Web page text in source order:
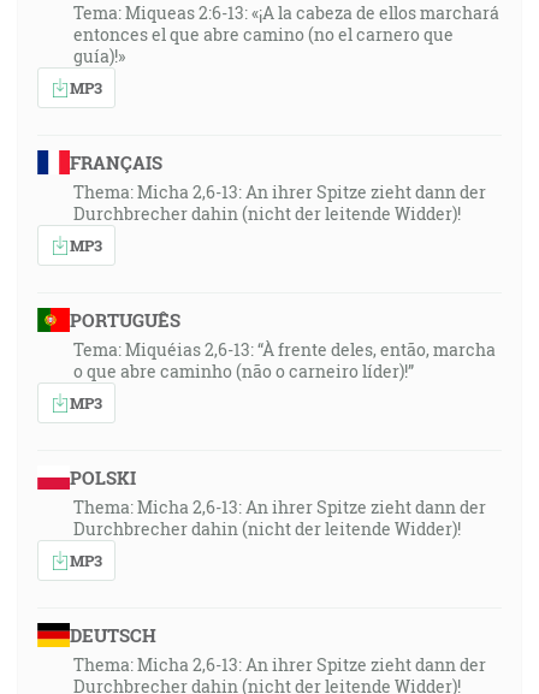
Tema: Miqueas 2:6-13: «¡A la cabeza de ellos marchará
entonces el que abre camino (no el carnero que
guía)!»
MP3
FRANÇAIS
Thema: Micha 2,6-13: An ihrer Spitze zieht dann der
Durchbrecher dahin (nicht der leitende Widder)!
MP3
PORTUGUÊS
Tema: Miquéias 2,6-13: “À frente deles, então, marcha
o que abre caminho (não o carneiro líder)!”
MP3
POLSKI
Thema: Micha 2,6-13: An ihrer Spitze zieht dann der
Durchbrecher dahin (nicht der leitende Widder)!
MP3
DEUTSCH
Thema: Micha 2,6-13: An ihrer Spitze zieht dann der
Durchbrecher dahin (nicht der leitende Widder)!